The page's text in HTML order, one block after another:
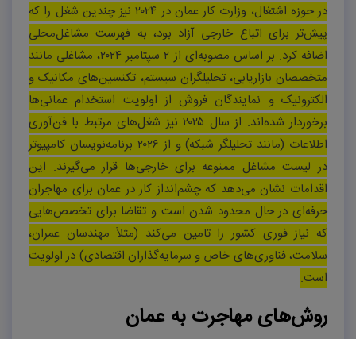
در حوزه اشتغال، وزارت کار عمان در ۲۰۲۴نیز چندین شغل را که
پیش‌تر برای اتباع خارجی آزاد بود، به فهرست مشاغل‌محلی
اضافه کرد. بر اساس مصوبه‌ای از ۲سپتامبر ۲۰۲۴، مشاغلی مانند
متخصصان بازاریابی، تحلیلگران سیستم، تکنسین‌های مکانیک و
الکترونیک و نمایندگان فروش از اولویت استخدام عمانی‌ها
برخوردار شده‌اند. از سال ۲۰۲۵نیز شغل‌های مرتبط با فن‌آوری
اطلاعات (مانند تحلیلگر شبکه) و از ۲۰۲۶ برنامه‌نویسان کامپیوتر
در لیست مشاغل ممنوعه برای خارجی‌ها قرار می‌گیرند. این
اقدامات نشان می‌دهد که چشم‌انداز کار در عمان برای مهاجران
حرفه‌ای در حال محدود شدن است و تقاضا برای تخصص‌هایی
که نیاز فوری کشور را تامین می‌کند (مثلاً مهندسان عمران،
سلامت، فناوری‌های خاص و سرمایه‌گذاران اقتصادی) در اولویت
است.
روش‌های مهاجرت به عمان